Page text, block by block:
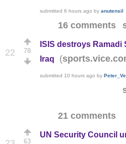
submitted 6 hours ago by anutensil
16 comments
22 78
ISIS destroys Ramadi
Iraq
(
submitted 10 hours ago by
21 comments
63
UN Security Council